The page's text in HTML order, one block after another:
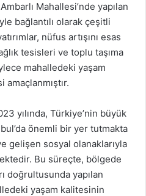
Mahallesi’nde yapılan
bağlantılı olarak çeşitli
nüfus artışını esas
tesisleri ve toplu taşıma
mahalledeki yaşam
yılında, Türkiye’nin büyük
önemli bir yer tutmakta
gelişen sosyal olanaklarıyla
Bu süreçte, bölgede
doğrultusunda yapılan
yaşam kalitesinin